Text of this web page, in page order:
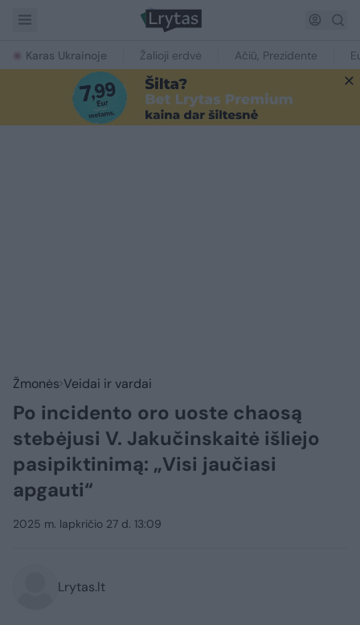
Karas Ukrainoje Žalioji erdvė Ačiū, Prezidente
Žmonės Veidai ir vardai
Po incidento oro uoste chaosą
stebėjusi V. Jakučinskaitė išliejo
pasipiktinimą: „Visi jaučiasi
apgauti“
2025 m. lapkričio 27 d. 13:09
Lrytas.lt